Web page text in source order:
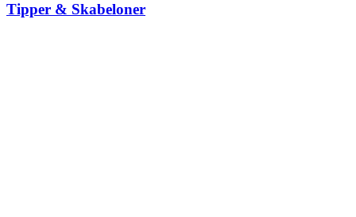
Tipper & Skabeloner